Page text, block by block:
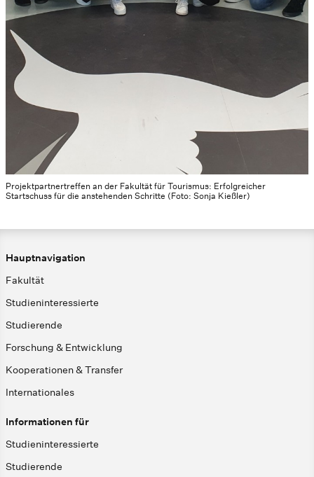
Projektpartnertreffen an der Fakultät für Tourismus: Erfolgreicher
Startschuss für die anstehenden Schritte (Foto: Sonja Kießler)
Hauptnavigation
Fakultät
Studieninteressierte
Studierende
Forschung & Entwicklung
Kooperationen & Transfer
Internationales
Informationen für
Studieninteressierte
Studierende